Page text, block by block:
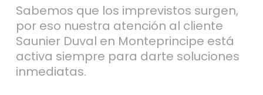
Sabemos que los imprevistos surgen,
por eso nuestra atención al cliente
Saunier Duval en Monteprincipe está
activa siempre para darte soluciones
inmediatas.